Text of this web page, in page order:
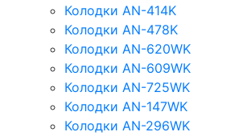
Колодки AN-414K
Колодки AN-478K
Колодки AN-620WK
Колодки AN-609WK
Колодки AN-725WK
Колодки AN-147WK
Колодки AN-296WK